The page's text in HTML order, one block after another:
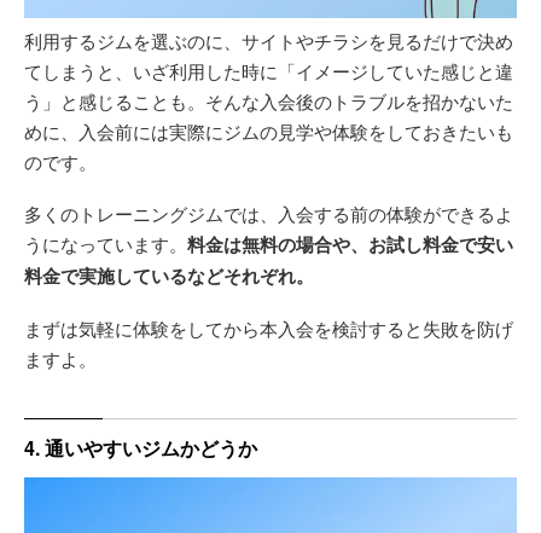
利用するジムを選ぶのに、サイトやチラシを見るだけで決め
てしまうと、いざ利用した時に「イメージしていた感じと違
う」と感じることも。そんな入会後のトラブルを招かないた
めに、入会前には実際にジムの見学や体験をしておきたいも
のです。
多くのトレーニングジムでは、入会する前の体験ができるよ
うになっています。 料金は無料の場合や、お試し料金で安い
料金で実施しているなどそれぞれ。
まずは気軽に体験をしてから本入会を検討すると失敗を防げ
ますよ。
4. 通いやすいジムかどうか